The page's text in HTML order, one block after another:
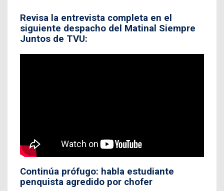
Revisa la entrevista completa en el
siguiente despacho del Matinal Siempre
Juntos de TVU:
Continúa prófugo: habla estudiante
penquista agredido por chofer